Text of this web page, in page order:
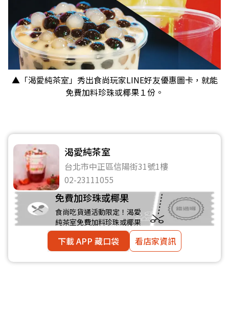
▲「渴愛純茶室」秀出食尚玩家LINE好友優惠圖卡，就能
免費加料珍珠或椰果１份。
渴愛純茶室
台北市中正區信陽街31號1樓
02-23111055
免費加珍珠或椰果
食尚吃貨通活動限定！渴愛
純茶室免費加料珍珠或椰果
下載 APP 藏口袋 看店家資訊